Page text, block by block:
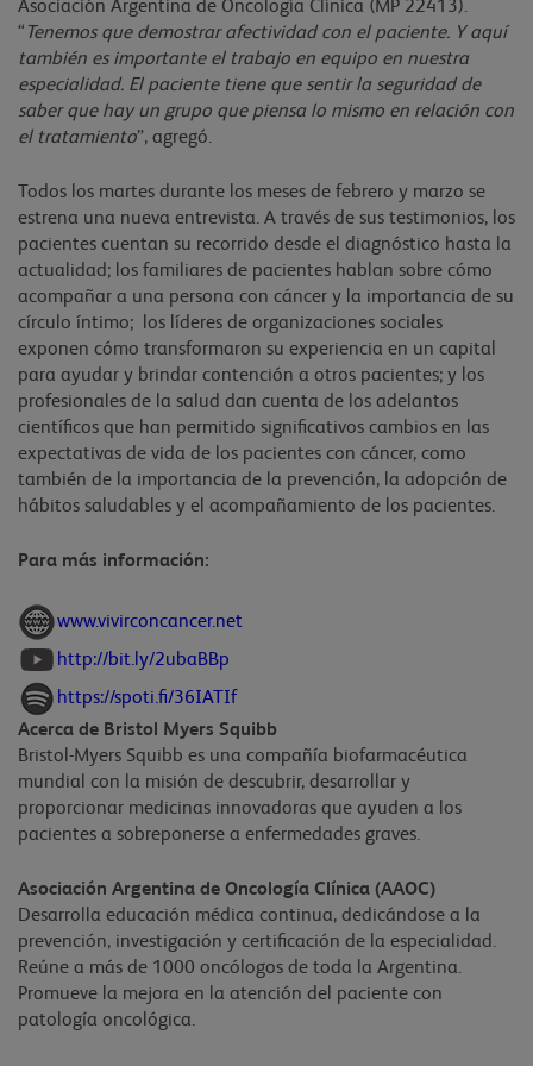
Asociación Argentina de Oncología Clínica (MP 22413).
“ Tenemos que demostrar afectividad con el paciente. Y aquí
también es importante el trabajo en equipo en nuestra
especialidad. El paciente tiene que sentir la seguridad de
saber que hay un grupo que piensa lo mismo en relación con
el tratamiento”, agregó.
Todos los martes durante los meses de febrero y marzo se
estrena una nueva entrevista. A través de sus testimonios, los
pacientes cuentan su recorrido desde el diagnóstico hasta la
actualidad; los familiares de pacientes hablan sobre cómo
acompañar a una persona con cáncer y la importancia de su
círculo íntimo; los líderes de organizaciones sociales
exponen cómo transformaron su experiencia en un capital
para ayudar y brindar contención a otros pacientes; y los
profesionales de la salud dan cuenta de los adelantos
científicos que han permitido significativos cambios en las
expectativas de vida de los pacientes con cáncer, como
también de la importancia de la prevención, la adopción de
hábitos saludables y el acompañamiento de los pacientes.
Para más información:
www.vivirconcancer.net
http://bit.ly/2ubaBBp
https://spoti.fi/36IATIf
Acerca de Bristol Myers Squibb
Bristol-Myers Squibb es una compañía biofarmacéutica
mundial con la misión de descubrir, desarrollar y
proporcionar medicinas innovadoras que ayuden a los
pacientes a sobreponerse a enfermedades graves.
Asociación Argentina de Oncología Clínica (AAOC)
Desarrolla educación médica continua, dedicándose a la
prevención, investigación y certificación de la especialidad.
Reúne a más de 1000 oncólogos de toda la Argentina.
Promueve la mejora en la atención del paciente con
patología oncológica.